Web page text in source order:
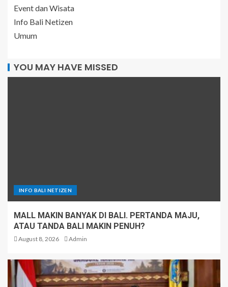
Event dan Wisata
Info Bali Netizen
Umum
YOU MAY HAVE MISSED
INFO BALI NETIZEN
MALL MAKIN BANYAK DI BALI. PERTANDA MAJU,
ATAU TANDA BALI MAKIN PENUH?
August 8, 2026 Admin